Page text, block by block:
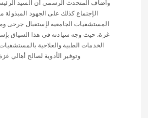
وأضاف المتحدث الرسمي أن السيد الرئيس اطّلع خلال
الإجتماع كذلك على الجهود المبذولة من جانب
المستشفيات الجامعية لإستقبال جرحى ومصابي قطاع
غزة، حيث وجه سيادته في هذا السياق بإستمرار تقديم
الخدمات الطبية والعلاجية بالمستشفيات الجامعية،
وتوفير الأدوية لصالح أهالي غزة.